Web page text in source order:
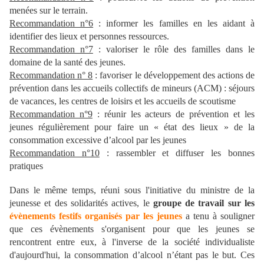
menées sur le terrain.
Recommandation n°6 : informer les familles en les aidant à
identifier des lieux et personnes ressources.
Recommandation n°7: valoriser le rôle des familles dans le
domaine de la santé des jeunes.
Recommandation n° 8 : favoriser le développement des actions de
prévention dans les accueils collectifs de mineurs (ACM) : séjours
de vacances, les centres de loisirs et les accueils de scoutisme
Recommandation n°9: réunir les acteurs de prévention et les
jeunes régulièrement pour faire un « état des lieux » de la
consommation excessive d’alcool par les jeunes
Recommandation n°10: rassembler et diffuser les bonnes
pratiques
Dans le même temps, réuni sous l'initiative du ministre de la
jeunesse et des solidarités actives, le groupe de travail sur les
évènements festifs organisés par les jeunes a tenu à souligner
que ces évènements s'organisent pour que les jeunes se
rencontrent entre eux, à l'inverse de la société individualiste
d'aujourd'hui, la consommation d’alcool n’étant pas le but. Ces